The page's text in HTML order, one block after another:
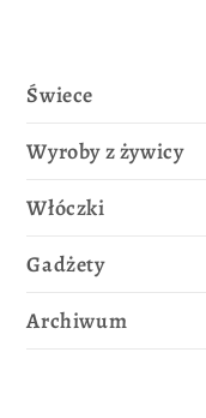
Świece
Wyroby z żywicy
Włóczki
Gadżety
Archiwum